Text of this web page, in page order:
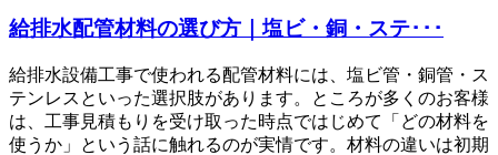
給排水配管材料の選び方｜塩ビ・銅・ステ･･･
給排水設備工事で使われる配管材料には、塩ビ管・銅管・ス
テンレスといった選択肢があります。ところが多くのお客様
は、工事見積もりを受け取った時点ではじめて「どの材料を
使うか」という話に触れるのが実情です。材料の違いは初期